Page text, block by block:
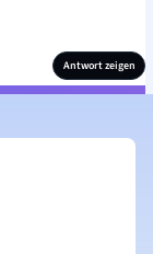
Antwort zeigen